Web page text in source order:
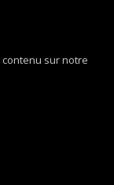
sur notre